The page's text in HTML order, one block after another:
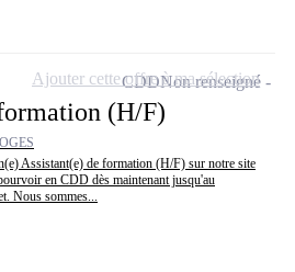
(H/F)
Assistant(e) de formation (H/F) sur notre site
en CDD dès maintenant jusqu'au
Nous sommes...
CDDNon renseigné
Ajouter cette offre à ma sélection